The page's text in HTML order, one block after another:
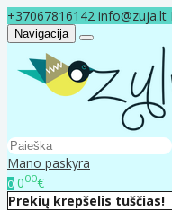
+37067816142 info@zuja.lt
Navigacija
Mano paskyra
0 000€
Prekių krepšelis tuščias!